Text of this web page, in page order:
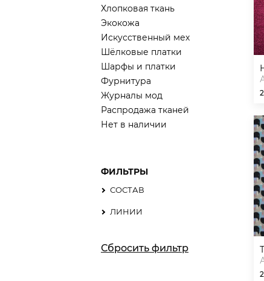
Хлопковая ткань
Экокожа
Искусственный мех
Шёлковые платки
Шарфы и платки
Фурнитура
Журналы мод
Распродажа тканей
Нет в наличии
ФИЛЬТРЫ
СОСТАВ
ЛИНИИ
Сбросить фильтр